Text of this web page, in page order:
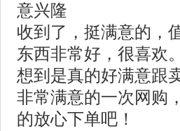
意兴隆
收到了，挺满意的，
东西非常好，很喜欢
想到是真的好满意跟
非常满意的一次网购
的放心下单吧！